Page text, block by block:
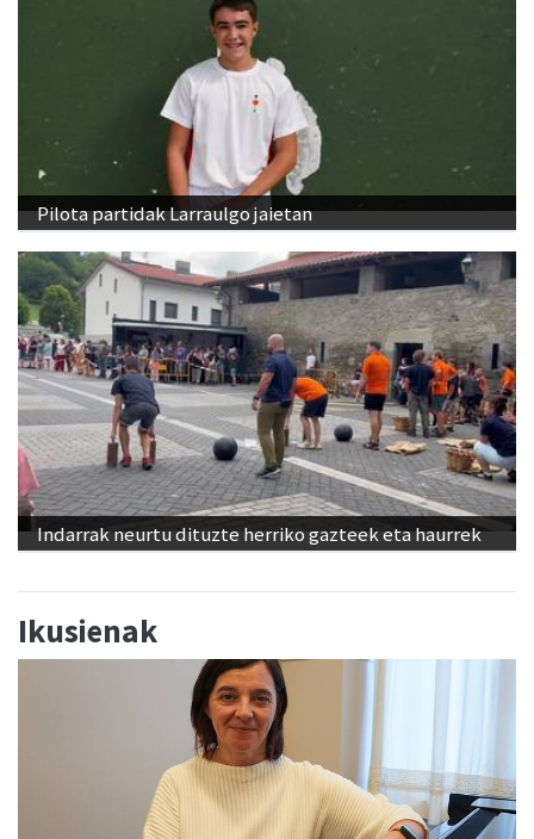
Pilota partidak Larraulgo jaietan
Indarrak neurtu dituzte herriko gazteek eta haurrek
Ikusienak